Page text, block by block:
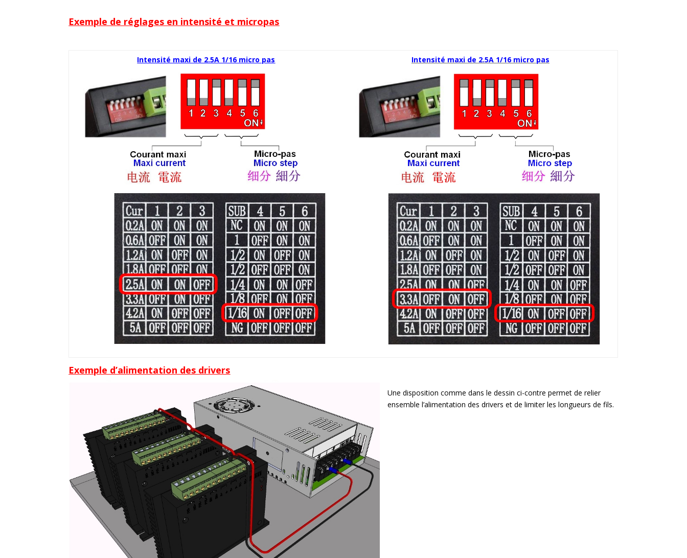
Exemple de réglages en intensité et micropas
Intensité maxi de 2.5A 1/16 micro pas Intensité maxi de 2.5A 1/16 micro pas
Exemple d’alimentation des drivers
Une disposition comme dans le dessin ci-contre permet de relier
ensemble l’alimentation des drivers et de limiter les longueurs de fils.